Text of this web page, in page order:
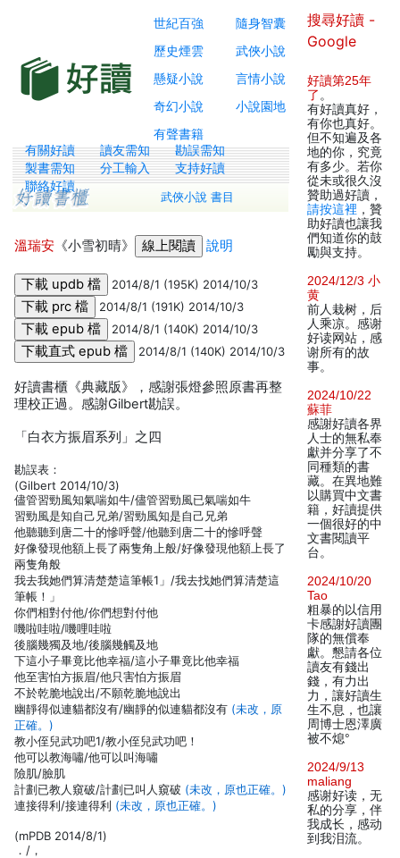
世紀百強
隨身智囊
歷史煙雲
武俠小說
懸疑小說
言情小說
奇幻小說
小說園地
有聲書籍
有關好讀 讀友需知
勘誤需知
製書需知
分工輸入
支持好讀
聯絡好讀
武俠小說 書目
溫瑞安 《小雪初晴》 說明
2014/8/1 (195K) 2014/10/3
2014/8/1 (191K) 2014/10/3
2014/8/1 (140K) 2014/10/3
2014/8/1 (140K) 2014/10/3
好讀書櫃《典藏版》，感謝張燈參照原書再整
理校正過。感謝Gilbert勘誤。
「白衣方振眉系列」之四
勘誤表：
(Gilbert 2014/10/3)
儘管習勁風知氣喘如牛/儘管習勁風已氣喘如牛
習勁風是知自己兄弟/習勁風知是自己兄弟
他聽聽到唐二十的慘呼聲/他聽到唐二十的慘呼聲
好像發現他額上長了兩隻角上般/好像發現他額上長了
兩隻角般
我去我她們算清楚楚這筆帳1」/我去找她們算清楚這
筆帳！」
你們相對付他/你們想對付他
嘰啦哇啦/嘰哩哇啦
後腦幾獨及地/後腦幾觸及地
下這小子畢竟比他幸福/這小子畢竟比他幸福
他至害怕方振眉/他只害怕方振眉
不於乾脆地說出/不願乾脆地說出
幽靜得似連貓都沒有/幽靜的似連貓都沒有 (未改，原
正確。)
教小侄兒武功吧1/教小侄兒武功吧！
他可以教海嘯/他可以叫海嘯
險肌/臉肌
計劃已教人窺破/計劃已叫人窺破 (未改，原也正確。)
連接得利/接連得利 (未改，原也正確。)
(mPDB 2014/8/1)
．/，
搜尋好讀 -
Google
好讀第25年
了 。
有好讀真好，
有你也真好。
但不知遍及各
地的你，究竟
有多少。若你
從未或很久沒
贊助過好讀，
請按這裡 ，贊
助好讀也讓我
們知道你的鼓
勵與支持。
2024/12/3 小
黄
前人栽树，后
人乘凉。感谢
好读网站，感
谢所有的故
事。
2024/10/22
蘇菲
感謝好讀各界
人士的無私奉
獻并分享了不
同種類的書
藏。在異地難
以購買中文書
籍，好讀提供
一個很好的中
文書閱讀平
台。
2024/10/20
Tao
粗暴的以信用
卡感謝好讀團
隊的無償奉
獻。懇請各位
讀友有錢出
錢，有力出
力，讓好讀生
生不息，也讓
周博士恩澤廣
被不熄°
2024/9/13
maliang
感谢好读，无
私的分享，伴
我成长，感动
到我泪流。